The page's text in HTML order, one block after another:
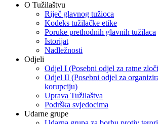
O Tužilaštvu
Riječ glavnog tužioca
Kodeks tužilačke etike
Poruke prethodnih glavnih tužilaca
Istorijat
Nadležnosti
Odjeli
Odjel I (Posebni odjel za ratne
Odjel II (Posebni odjel za
korupciju)
Uprava Tužilaštva
Podrška svjedocima
Udarne grupe